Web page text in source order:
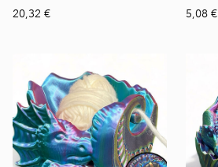
20,32 €
5,08 €